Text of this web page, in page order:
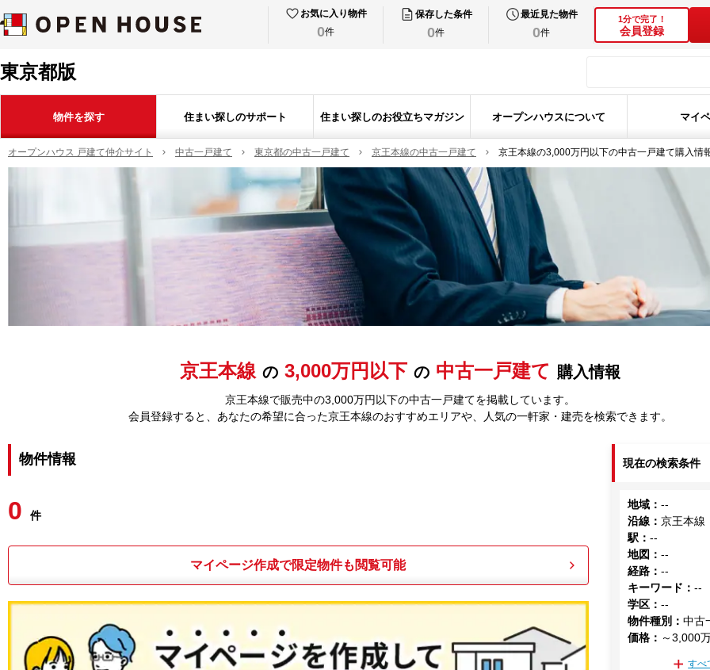
お気に入り物件
0件
保存した条件
0件
最近見た物件
0件
1分で完了！
会員登録
東京都版
物件を探す 住まい探しのサポート 住まい探しのお役立ちマガジン オープンハウスについて マイ
オープンハウス 戸建て仲介サイト 中古一戸建て 東京都の中古一戸建て 京王本線の中古一戸建て 京王本線の3,000万円以下の中古一戸建て購入情
京王本線 の 3,000万円以下 の 中古一戸建て 購入情報
京王本線で販売中の3,000万円以下の中古一戸建てを掲載しています。
会員登録すると、あなたの希望に合った京王本線のおすすめエリアや、人気の一軒家・建売を検索できます。
物件情報
0 件
マイページ作成で限定物件も閲覧可能
現在の検索条件
地域 ：--
沿線 ：京王本線
駅 ：--
地図 ：--
経路 ：--
キーワード ：--
学区 ：--
物件種別 ：中古
価格 ： ～3,000
すべ